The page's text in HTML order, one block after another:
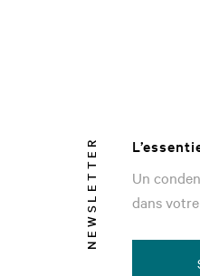
NEWSLETTER
Un
dans